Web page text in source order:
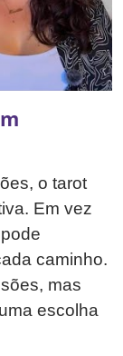
o tarot
Em vez
caminho.
mas
escolha